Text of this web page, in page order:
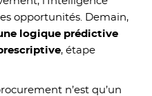
opportunités. Demain,
logique prédictive
, étape
n’est qu’un